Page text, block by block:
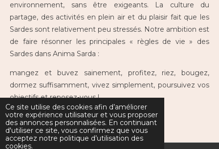
Ce site utilise des cookies afin d’améliorer
votre expérience utilisateur et vous proposer
des annonces personnalisées. En continuant
d'utiliser ce site, vous confirmez que vous
acceptez notre politique d’utilisation des
cookies.
environnement, sans être exigeants. La culture du
partage, des activités en plein air et du plaisir fait que les
Sardes sont relativement peu stressés. Notre ambition est
de faire résonner les principales « règles de vie » des
Sardes dans Anima Sarda :
mangez et buvez sainement, profitez, riez, bougez,
dormez suffisamment, vivez simplement, poursuivez vos
objectifs et reposez-vous !